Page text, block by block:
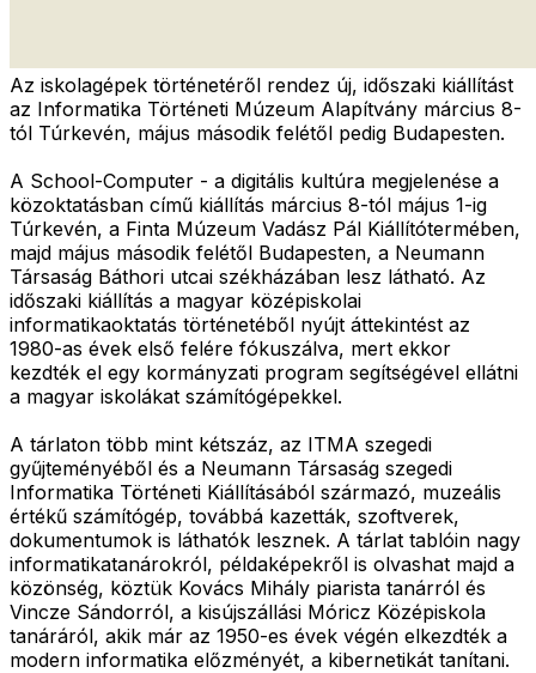
Az iskolagépek történetéről rendez új, időszaki kiállítást
az Informatika Történeti Múzeum Alapítvány március 8-
tól Túrkevén, május második felétől pedig Budapesten.
A School-Computer - a digitális kultúra megjelenése a
közoktatásban című kiállítás március 8-tól május 1-ig
Túrkevén, a Finta Múzeum Vadász Pál Kiállítótermében,
majd május második felétől Budapesten, a Neumann
Társaság Báthori utcai székházában lesz látható. Az
időszaki kiállítás a magyar középiskolai
informatikaoktatás történetéből nyújt áttekintést az
1980-as évek első felére fókuszálva, mert ekkor
kezdték el egy kormányzati program segítségével ellátni
a magyar iskolákat számítógépekkel.
A tárlaton több mint kétszáz, az ITMA szegedi
gyűjteményéből és a Neumann Társaság szegedi
Informatika Történeti Kiállításából származó, muzeális
értékű számítógép, továbbá kazetták, szoftverek,
dokumentumok is láthatók lesznek. A tárlat tablóin nagy
informatikatanárokról, példaképekről is olvashat majd a
közönség, köztük Kovács Mihály piarista tanárról és
Vincze Sándorról, a kisújszállási Móricz Középiskola
tanáráról, akik már az 1950-es évek végén elkezdték a
modern informatika előzményét, a kibernetikát tanítani.